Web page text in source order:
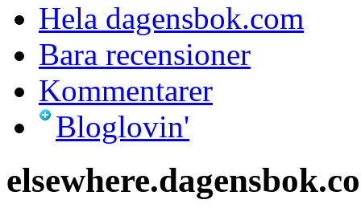
Hela dagensbok.com
Bara recensioner
Kommentarer
Bloglovin'